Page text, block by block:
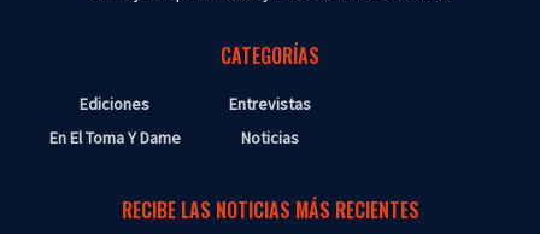
CATEGORÍAS
Ediciones
En El Toma Y Dame
Entrevistas
Noticias
RECIBE LAS NOTICIAS MÁS RECIENTES